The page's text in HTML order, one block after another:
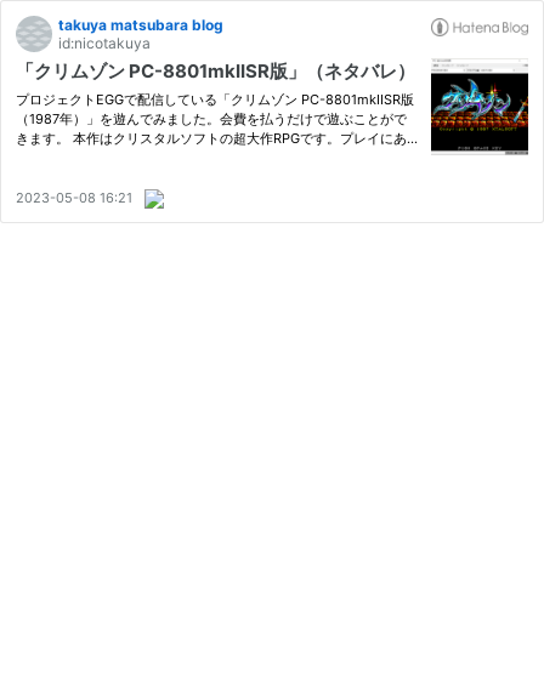
takuya matsubara blog
id:nicotakuya
「クリムゾン PC-8801mkIISR版」（ネタバレ）
プロジェクトEGGで配信している「クリムゾン PC-8801mkIISR版
（1987年）」を遊んでみました。会費を払うだけで遊ぶことがで
きます。 本作はクリスタルソフトの超大作RPGです。プレイにあ
ーにはワ…
2023-05-08 16:21